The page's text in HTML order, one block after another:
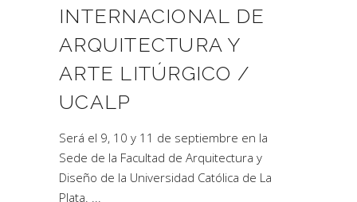
INTERNACIONAL DE
ARQUITECTURA Y
ARTE LITÚRGICO /
UCALP
Será el 9, 10 y 11 de septiembre en la
Sede de la Facultad de Arquitectura y
Diseño de la Universidad Católica de La
Plata.